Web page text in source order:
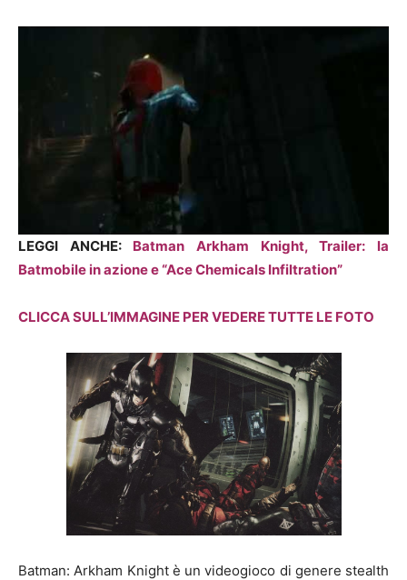
LEGGI ANCHE: Batman Arkham Knight, Trailer: la
Batmobile in azione e “Ace Chemicals Infiltration”
CLICCA SULL’IMMAGINE PER VEDERE TUTTE LE FOTO
Batman: Arkham Knight è un videogioco di genere stealth